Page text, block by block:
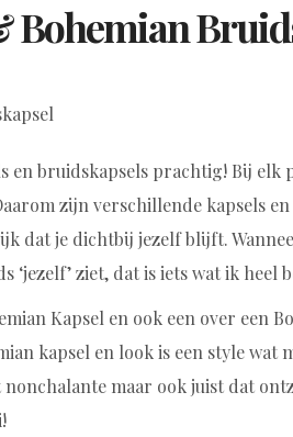
Bohemian
en bruidskapsels prachtig! Bij elk
zijn verschillende kapsels
dat je dichtbij jezelf blijft.
‘jezelf’ ziet, dat is iets wat ik heel
Kapsel en ook een over een
kapsel en look is een style wat
maar ook juist dat